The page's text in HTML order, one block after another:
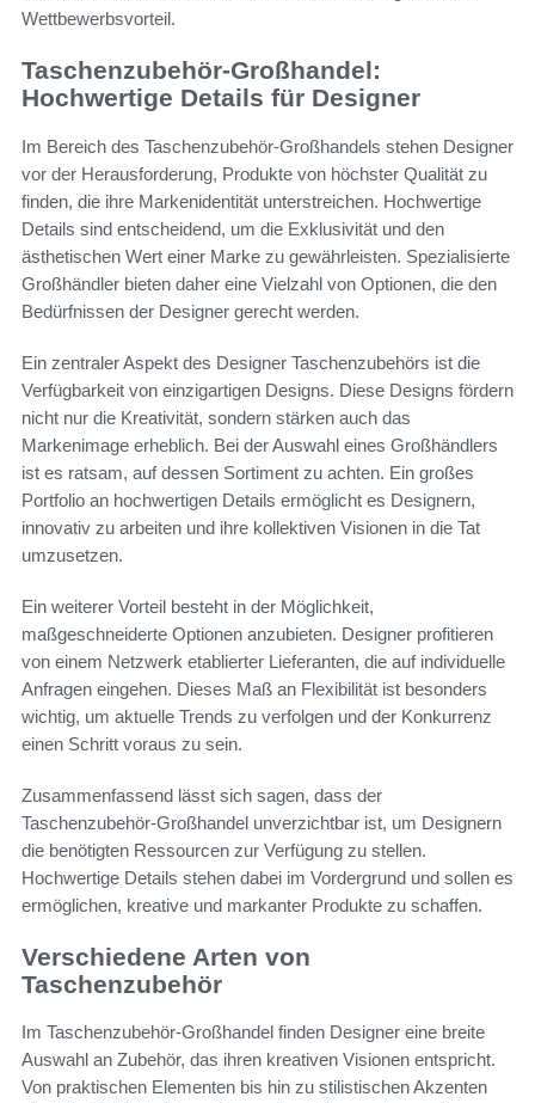
Wettbewerbsvorteil.
Taschenzubehör-Großhandel:
Hochwertige Details für Designer
Im Bereich des Taschenzubehör-Großhandels stehen Designer
vor der Herausforderung, Produkte von höchster Qualität zu
finden, die ihre Markenidentität unterstreichen. Hochwertige
Details sind entscheidend, um die Exklusivität und den
ästhetischen Wert einer Marke zu gewährleisten. Spezialisierte
Großhändler bieten daher eine Vielzahl von Optionen, die den
Bedürfnissen der Designer gerecht werden.
Ein zentraler Aspekt des Designer Taschenzubehörs ist die
Verfügbarkeit von einzigartigen Designs. Diese Designs fördern
nicht nur die Kreativität, sondern stärken auch das
Markenimage erheblich. Bei der Auswahl eines Großhändlers
ist es ratsam, auf dessen Sortiment zu achten. Ein großes
Portfolio an hochwertigen Details ermöglicht es Designern,
innovativ zu arbeiten und ihre kollektiven Visionen in die Tat
umzusetzen.
Ein weiterer Vorteil besteht in der Möglichkeit,
maßgeschneiderte Optionen anzubieten. Designer profitieren
von einem Netzwerk etablierter Lieferanten, die auf individuelle
Anfragen eingehen. Dieses Maß an Flexibilität ist besonders
wichtig, um aktuelle Trends zu verfolgen und der Konkurrenz
einen Schritt voraus zu sein.
Zusammenfassend lässt sich sagen, dass der
Taschenzubehör-Großhandel unverzichtbar ist, um Designern
die benötigten Ressourcen zur Verfügung zu stellen.
Hochwertige Details stehen dabei im Vordergrund und sollen es
ermöglichen, kreative und markanter Produkte zu schaffen.
Verschiedene Arten von
Taschenzubehör
Im Taschenzubehör-Großhandel finden Designer eine breite
Auswahl an Zubehör, das ihren kreativen Visionen entspricht.
Von praktischen Elementen bis hin zu stilistischen Akzenten